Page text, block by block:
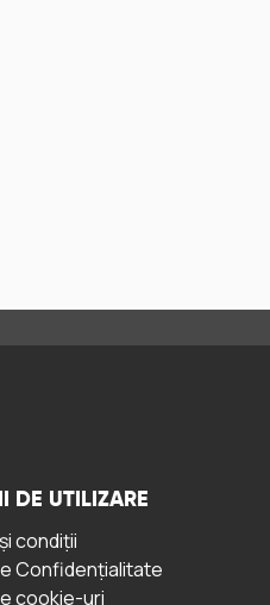
DE UTILIZARE
condiții
Confidențialitate
cookie-uri